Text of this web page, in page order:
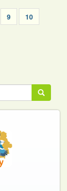
Page
9 Page
10
Пошук
Пошук